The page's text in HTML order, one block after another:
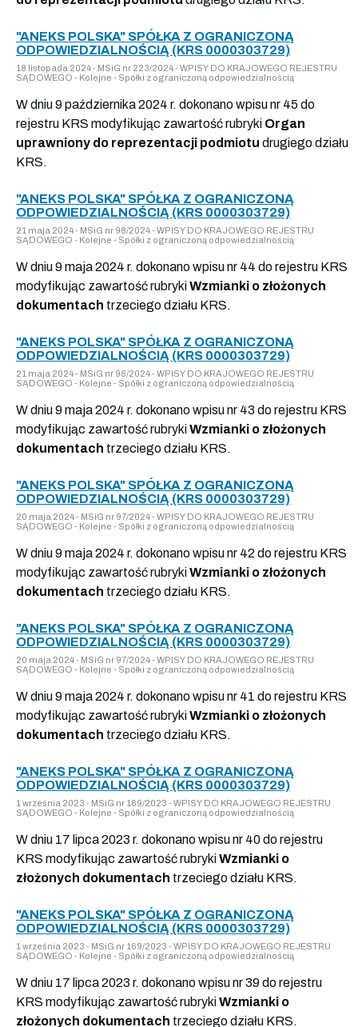
"ANEKS POLSKA" SPÓŁKA Z OGRANICZONĄ
ODPOWIEDZIALNOŚCIĄ (KRS 0000303729)
18 listopada 2024 - MSiG nr 223/2024 - WPISY DO KRAJOWEGO REJESTRU
SĄDOWEGO - Kolejne - Spółki z ograniczoną odpowiedzialnością
W dniu 9 października 2024 r. dokonano wpisu nr 45 do
rejestru KRS modyfikując zawartość rubryki Organ
uprawniony do reprezentacji podmiotu drugiego działu
KRS.
"ANEKS POLSKA" SPÓŁKA Z OGRANICZONĄ
ODPOWIEDZIALNOŚCIĄ (KRS 0000303729)
21 maja 2024 - MSiG nr 98/2024 - WPISY DO KRAJOWEGO REJESTRU
SĄDOWEGO - Kolejne - Spółki z ograniczoną odpowiedzialnością
W dniu 9 maja 2024 r. dokonano wpisu nr 44 do rejestru KRS
modyfikując zawartość rubrykiWzmianki o złożonych
dokumentach trzeciego działu KRS.
"ANEKS POLSKA" SPÓŁKA Z OGRANICZONĄ
ODPOWIEDZIALNOŚCIĄ (KRS 0000303729)
21 maja 2024 - MSiG nr 98/2024 - WPISY DO KRAJOWEGO REJESTRU
SĄDOWEGO - Kolejne - Spółki z ograniczoną odpowiedzialnością
W dniu 9 maja 2024 r. dokonano wpisu nr 43 do rejestru KRS
modyfikując zawartość rubrykiWzmianki o złożonych
dokumentach trzeciego działu KRS.
"ANEKS POLSKA" SPÓŁKA Z OGRANICZONĄ
ODPOWIEDZIALNOŚCIĄ (KRS 0000303729)
20 maja 2024 - MSiG nr 97/2024 - WPISY DO KRAJOWEGO REJESTRU
SĄDOWEGO - Kolejne - Spółki z ograniczoną odpowiedzialnością
W dniu 9 maja 2024 r. dokonano wpisu nr 42 do rejestru KRS
modyfikując zawartość rubrykiWzmianki o złożonych
dokumentach trzeciego działu KRS.
"ANEKS POLSKA" SPÓŁKA Z OGRANICZONĄ
ODPOWIEDZIALNOŚCIĄ (KRS 0000303729)
20 maja 2024 - MSiG nr 97/2024 - WPISY DO KRAJOWEGO REJESTRU
SĄDOWEGO - Kolejne - Spółki z ograniczoną odpowiedzialnością
W dniu 9 maja 2024 r. dokonano wpisu nr 41 do rejestru KRS
modyfikując zawartość rubrykiWzmianki o złożonych
dokumentach trzeciego działu KRS.
"ANEKS POLSKA" SPÓŁKA Z OGRANICZONĄ
ODPOWIEDZIALNOŚCIĄ (KRS 0000303729)
1 września 2023 - MSiG nr 169/2023 - WPISY DO KRAJOWEGO REJESTRU
SĄDOWEGO - Kolejne - Spółki z ograniczoną odpowiedzialnością
W dniu 17 lipca 2023 r. dokonano wpisu nr 40 do rejestru
KRS modyfikując zawartość rubrykiWzmianki o
złożonych dokumentach trzeciego działu KRS.
"ANEKS POLSKA" SPÓŁKA Z OGRANICZONĄ
ODPOWIEDZIALNOŚCIĄ (KRS 0000303729)
1 września 2023 - MSiG nr 169/2023 - WPISY DO KRAJOWEGO REJESTRU
SĄDOWEGO - Kolejne - Spółki z ograniczoną odpowiedzialnością
W dniu 17 lipca 2023 r. dokonano wpisu nr 39 do rejestru
KRS modyfikując zawartość rubrykiWzmianki o
złożonych dokumentach trzeciego działu KRS.